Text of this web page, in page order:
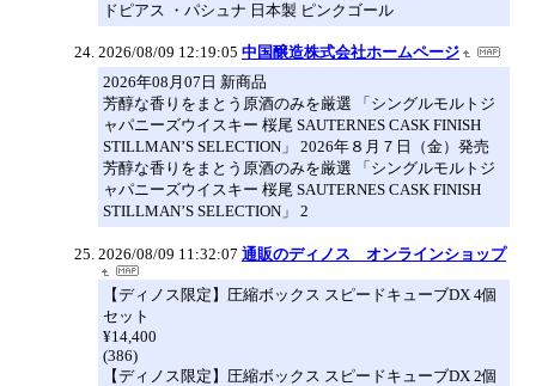
ドピアス ・パシュナ 日本製 ピンクゴール
2026/08/09 12:19:05 中国醸造株式会社ホームページ
2026年08月07日 新商品
芳醇な香りをまとう原酒のみを厳選 「シングルモルトジ
ャパニーズウイスキー 桜尾 SAUTERNES CASK FINISH
STILLMAN’S SELECTION」 2026年８月７日（金）発売
芳醇な香りをまとう原酒のみを厳選 「シングルモルトジ
ャパニーズウイスキー 桜尾 SAUTERNES CASK FINISH
STILLMAN’S SELECTION」 2
2026/08/09 11:32:07 通販のディノス オンラインショップ
【ディノス限定】圧縮ボックス スピードキューブDX 4個
セット
¥14,400
(386)
【ディノス限定】圧縮ボックス スピードキューブDX 2個